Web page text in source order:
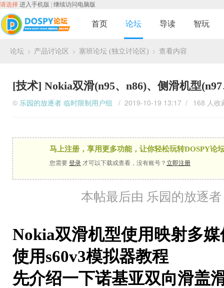
请选择 进入手机版 继续访问电脑版
首页 论坛 导读 智玩
论坛 产品讨论区 塞班论坛 (独立讨论区) 查看内容
[技术] Nokia双滑(n95、n86)、侧滑机型
© 乐园的放逐者 临时限制用户组 / 2019-10-19 13:17 / 168 人收
马上注册，享用更多功能，让你轻松玩转DOSPY论
您需要 登录 才可以下载或查看，没有账号？ 立即注册
本帖最后由 乐园的放逐者
Nokia双滑机型使用映射多
使用s60v3模拟器教程
先介绍一下诺基亚双向滑盖